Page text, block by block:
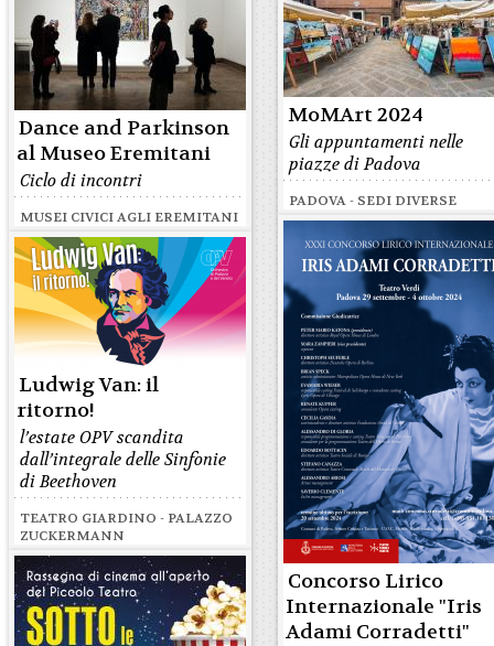
Dance and Parkinson
al Museo Eremitani
Ciclo di incontri
MUSEI CIVICI AGLI EREMITANI
MoMArt 2024
Gli appuntamenti nelle
piazze di Padova
PADOVA - SEDI DIVERSE
Concorso Lirico
Internazionale "Iris
Adami Corradetti"
Ludwig Van: il
ritorno!
l’estate OPV scandita
dall’integrale delle Sinfonie
di Beethoven
TEATRO GIARDINO - PALAZZO
ZUCKERMANN